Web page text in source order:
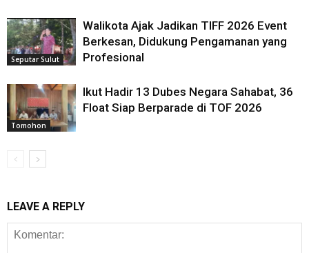
Seputar Sulut
Walikota Ajak Jadikan TIFF 2026 Event
Berkesan, Didukung Pengamanan yang
Profesional
Tomohon
Ikut Hadir 13 Dubes Negara Sahabat, 36
Float Siap Berparade di TOF 2026
LEAVE A REPLY